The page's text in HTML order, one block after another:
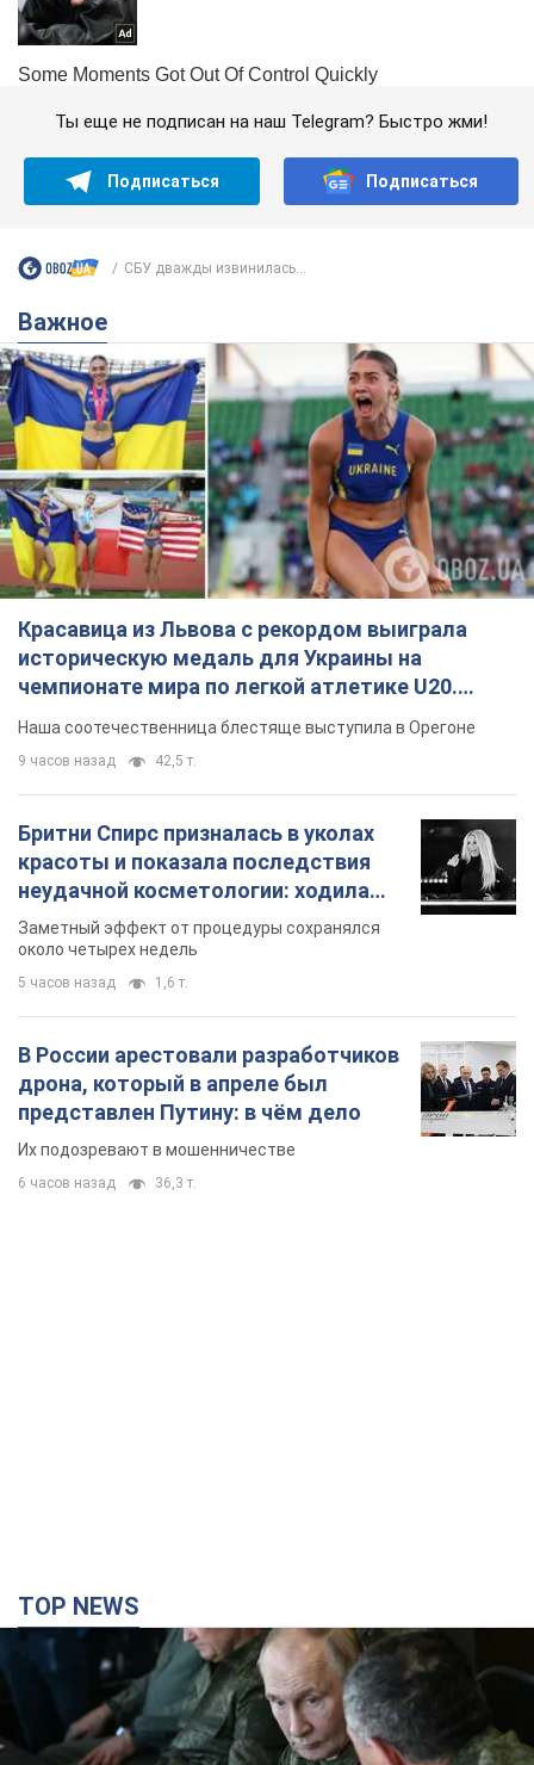
Ты еще не подписан на наш Telegram? Быстро жми!
Подписаться Подписаться
СБУ дважды извинилась...
Важное
Красавица из Львова с рекордом выиграла
историческую медаль для Украины на
чемпионате мира по легкой атлетике U20.
Видео
Наша соотечественница блестяще выступила в Орегоне
9 часов назад 42,5 т.
Бритни Спирс призналась в уколах
красоты и показала последствия
неудачной косметологии: ходила
так почти месяц
Заметный эффект от процедуры сохранялся
около четырех недель
5 часов назад 1,6 т.
В России арестовали разработчиков
дрона, который в апреле был
представлен Путину: в чём дело
Их подозревают в мошенничестве
6 часов назад 36,3 т.
TOP NEWS